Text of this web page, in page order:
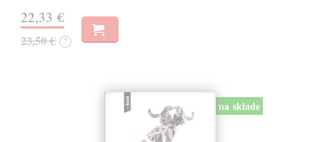
22,33 €
23,50 € ?
na sklade